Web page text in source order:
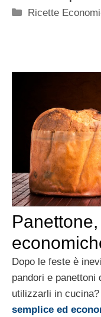
Categorie
Ricette
Dopo le feste è
pandori e
utilizzarli in
semplice ed